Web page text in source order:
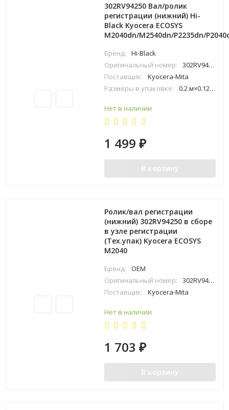
302RV94250 Вал/ролик
регистрации (нижний) Hi-
Black Kyocera ECOSYS
M2040dn/M2540dn/P2235dn/
Бренд:
Hi-Black
Оригинальный номер:
302RV94250
Поставщик:
Kyocera-Mita
Размеры в упаковке:
0.2 м×0.12 м×0.35 м
Нет в наличии
1 499₽
В корзину
Ролик/вал регистрации
(нижний) 302RV94250 в сборе
в узле регистрации
(Тех.упак) Kyocera ECOSYS
M2040
Бренд:
OEM
Оригинальный номер:
302RV94250
Поставщик:
Kyocera-Mita
Нет в наличии
1 703₽
В корзину